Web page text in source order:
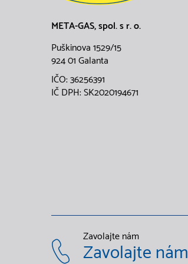
META-GAS, spol. s r. o.
Puškinova 1529/15
924 01 Galanta
IČO: 36256391
IČ DPH: SK2020194671
Zavolajte nám
Zavolajte nám